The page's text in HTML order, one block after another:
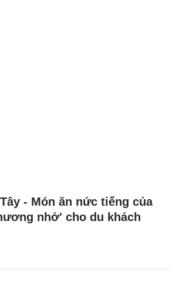
- Món ăn nức tiếng của
nhớ' cho du khách